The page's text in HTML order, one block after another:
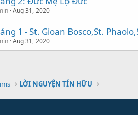
Aug 31, 2020
1 - St. Gioan Bosco,St.
Aug 31, 2020
LỜI NGUYỆN TÍN HỮU